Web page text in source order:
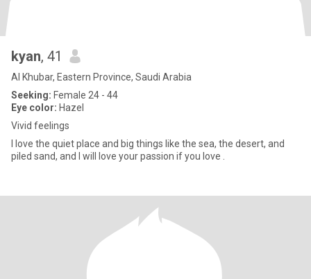
kyan, 41
Al Khubar, Eastern Province, Saudi Arabia
Seeking: Female 24 - 44
Eye color: Hazel
Vivid feelings
I love the quiet place and big things like the sea, the desert, and
piled sand, and I will love your passion if you love .